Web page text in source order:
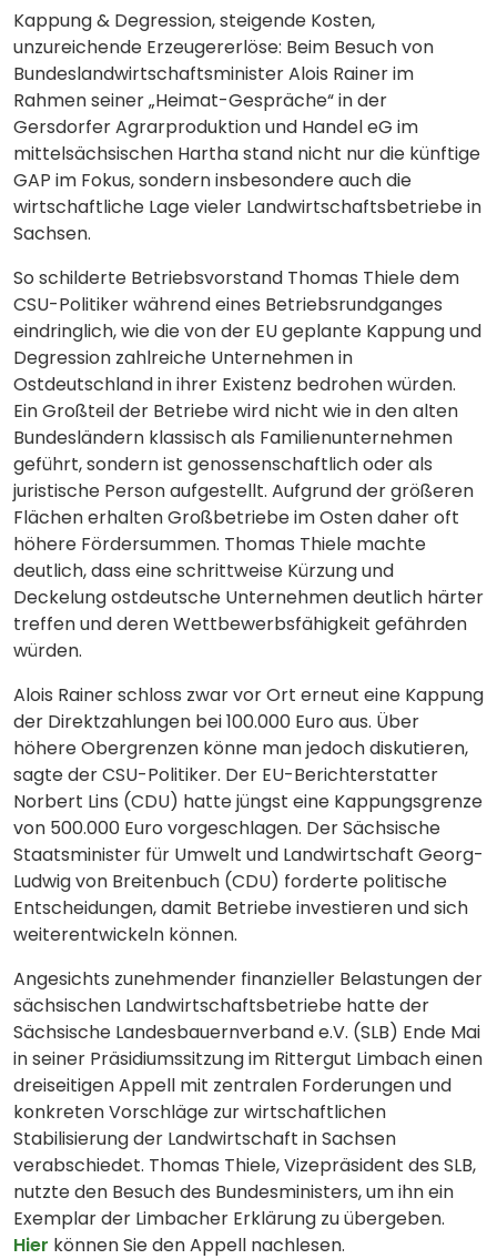
Kappung & Degression, steigende Kosten,
unzureichende Erzeugererlöse: Beim Besuch von
Bundeslandwirtschaftsminister Alois Rainer im
Rahmen seiner „Heimat-Gespräche“ in der
Gersdorfer Agrarproduktion und Handel eG im
mittelsächsischen Hartha stand nicht nur die künftige
GAP im Fokus, sondern insbesondere auch die
wirtschaftliche Lage vieler Landwirtschaftsbetriebe in
Sachsen.
So schilderte Betriebsvorstand Thomas Thiele dem
CSU-Politiker während eines Betriebsrundganges
eindringlich, wie die von der EU geplante Kappung und
Degression zahlreiche Unternehmen in
Ostdeutschland in ihrer Existenz bedrohen würden.
Ein Großteil der Betriebe wird nicht wie in den alten
Bundesländern klassisch als Familienunternehmen
geführt, sondern ist genossenschaftlich oder als
juristische Person aufgestellt. Aufgrund der größeren
Flächen erhalten Großbetriebe im Osten daher oft
höhere Fördersummen. Thomas Thiele machte
deutlich, dass eine schrittweise Kürzung und
Deckelung ostdeutsche Unternehmen deutlich härter
treffen und deren Wettbewerbsfähigkeit gefährden
würden.
Alois Rainer schloss zwar vor Ort erneut eine Kappung
der Direktzahlungen bei 100.000 Euro aus. Über
höhere Obergrenzen könne man jedoch diskutieren,
sagte der CSU-Politiker. Der EU-Berichterstatter
Norbert Lins (CDU) hatte jüngst eine Kappungsgrenze
von 500.000 Euro vorgeschlagen. Der Sächsische
Staatsminister für Umwelt und Landwirtschaft Georg-
Ludwig von Breitenbuch (CDU) forderte politische
Entscheidungen, damit Betriebe investieren und sich
weiterentwickeln können.
Angesichts zunehmender finanzieller Belastungen der
sächsischen Landwirtschaftsbetriebe hatte der
Sächsische Landesbauernverband e.V. (SLB) Ende Mai
in seiner Präsidiumssitzung im Rittergut Limbach einen
dreiseitigen Appell mit zentralen Forderungen und
konkreten Vorschläge zur wirtschaftlichen
Stabilisierung der Landwirtschaft in Sachsen
verabschiedet. Thomas Thiele, Vizepräsident des SLB,
nutzte den Besuch des Bundesministers, um ihn ein
Exemplar der Limbacher Erklärung zu übergeben.
Hier können Sie den Appell nachlesen.